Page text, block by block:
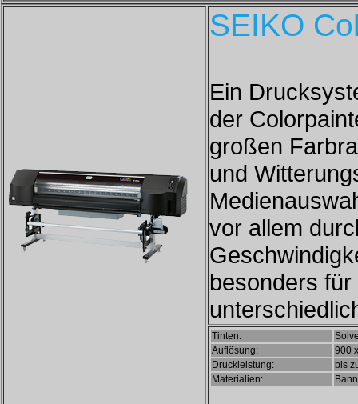
SEIKO
Ein
der
großen
und
vor allem
besonders
Tinten:
Auflösung:
900
Druckleistung:
bis
Materialien: